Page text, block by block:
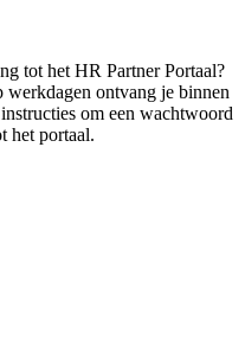
tot het HR Partner Portaal?
ontvang je binnen
om een wachtwoord
het portaal.